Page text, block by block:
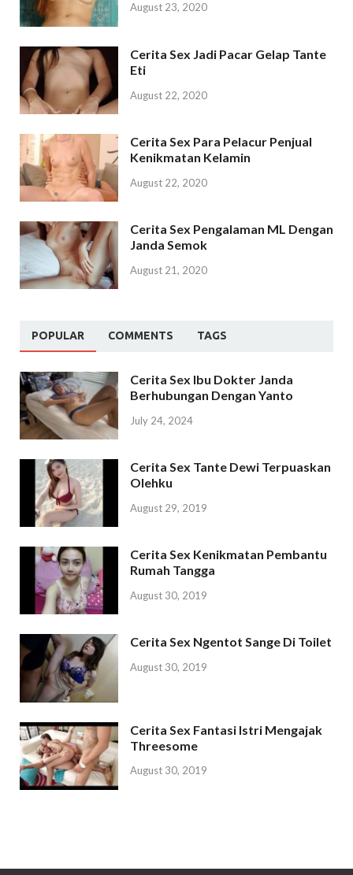
August 23, 2020
Cerita Sex Jadi Pacar Gelap Tante
Eti
August 22, 2020
Cerita Sex Para Pelacur Penjual
Kenikmatan Kelamin
August 22, 2020
Cerita Sex Pengalaman ML Dengan
Janda Semok
August 21, 2020
POPULAR COMMENTS TAGS
Cerita Sex Ibu Dokter Janda
Berhubungan Dengan Yanto
July 24, 2024
Cerita Sex Tante Dewi Terpuaskan
Olehku
August 29, 2019
Cerita Sex Kenikmatan Pembantu
Rumah Tangga
August 30, 2019
Cerita Sex Ngentot Sange Di Toilet
August 30, 2019
Cerita Sex Fantasi Istri Mengajak
Threesome
August 30, 2019